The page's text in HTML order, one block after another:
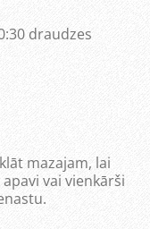
draudzes
mazajam, lai
vai vienkārši